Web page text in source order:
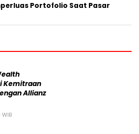
Portofolio Saat Pasar
Kemitraan
Allianz